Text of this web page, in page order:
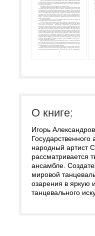
О книге:
Игорь
народный артист
рассматривается
ансамбле.
мировой
озарения в яркую
танцевального